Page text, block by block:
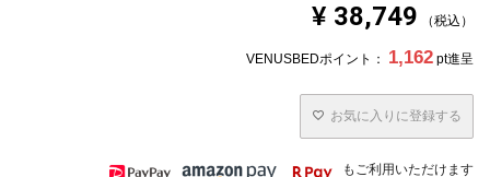
※北海道・沖縄・離島等一部地域へのお届けは別途送料が
※できる限り実際の色を再現するよう心がけております
が、閲覧環境により誤差がでる場合がございますのでご了
¥ 38,749 税込
VENUSBEDポイント： 1,162 pt進呈
お気に入りに登録する
もご利用いただけます